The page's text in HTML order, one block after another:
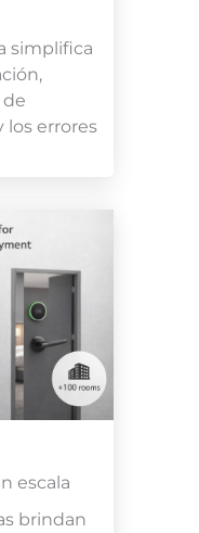
simplifica
los errores
escala
brindan